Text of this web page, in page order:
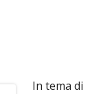
In tema di